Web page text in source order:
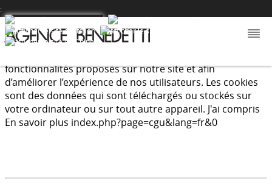
fonctionnalités proposés sur notre site et afin
d’améliorer l’expérience de nos utilisateurs. Les cookies
sont des données qui sont téléchargés ou stockés sur
votre ordinateur ou sur tout autre appareil. J'ai compris
En savoir plus index.php?page=cgu&lang=fr&0
: